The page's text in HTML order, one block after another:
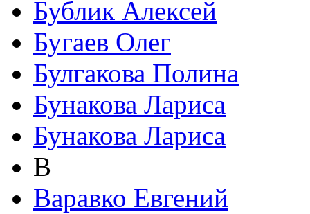
Бублик Алексей
Бугаев Олег
Булгакова Полина
Бунакова Лариса
Бунакова Лариса
В
Варавко Евгений